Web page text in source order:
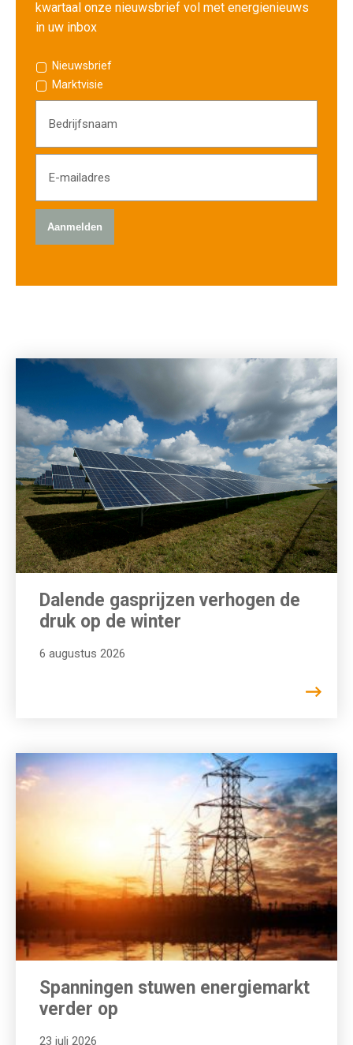
kwartaal onze nieuwsbrief vol met energienieuws
in uw inbox
Nieuwsbrief
Marktvisie
Dalende gasprijzen verhogen de
druk op de winter
6 augustus 2026
Spanningen stuwen energiemarkt
verder op
23 juli 2026